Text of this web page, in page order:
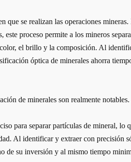
se realizan las operaciones
proceso permite a los mineros
el brillo y la composición. Al
óptica de minerales ahorra
de minerales son realmente notables.
para separar partículas de mineral, lo
Al identificar y extraer con precisión
de su inversión y al mismo tiempo